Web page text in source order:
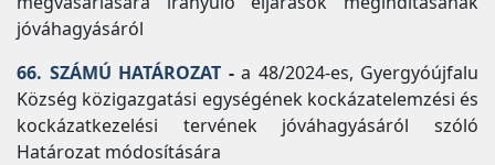
jóváhagyásáról
66. SZÁMÚ HATÁROZAT - a 48/2024-es, Gyergyóújfalu
Község közigazgatási egységének kockázatelemzési és
kockázatkezelési tervének jóváhagyásáról szóló
Határozat módosítására